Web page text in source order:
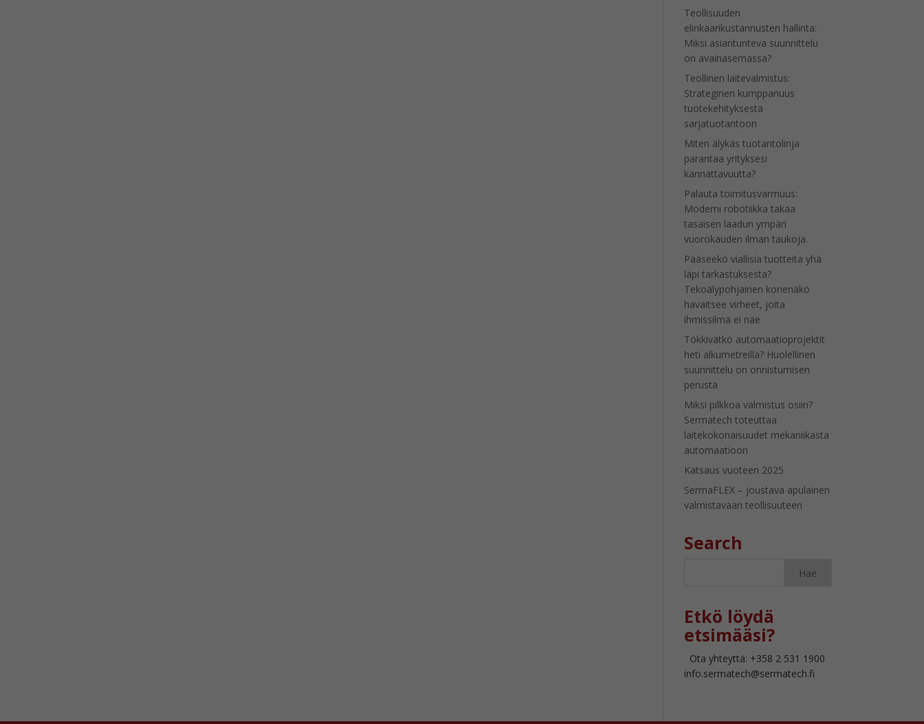
Teollisuuden
elinkaarikustannusten hallinta:
Miksi asiantunteva suunnittelu
on avainasemassa?
Teollinen laitevalmistus:
Strateginen kumppanuus
tuotekehityksestä
sarjatuotantoon
Miten älykäs tuotantolinja
parantaa yrityksesi
kannattavuutta?
Palauta toimitusvarmuus:
Moderni robotiikka takaa
tasaisen laadun ympäri
vuorokauden ilman taukoja.
Pääseekö viallisia tuotteita yhä
läpi tarkastuksesta?
Tekoälypohjainen konenäkö
havaitsee virheet, joita
ihmissilmä ei näe
Tökkivätkö automaatioprojektit
heti alkumetreillä? Huolellinen
suunnittelu on onnistumisen
perusta
Miksi pilkkoa valmistus osiin?
Sermatech toteuttaa
laitekokonaisuudet mekaniikasta
automaatioon
Katsaus vuoteen 2025
SermaFLEX – joustava apulainen
valmistavaan teollisuuteen
Search
Etkö löydä
etsimääsi?
Ota yhteyttä: +358 2 531 1900
info.sermatech@sermatech.fi